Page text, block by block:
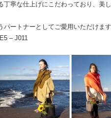
寧な仕上げにこだわっており、美し
パートナーとしてご愛用いただけます
– J011